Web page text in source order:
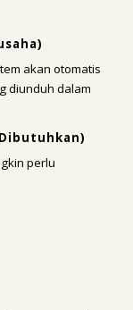
akan otomatis
diunduh dalam
perlu